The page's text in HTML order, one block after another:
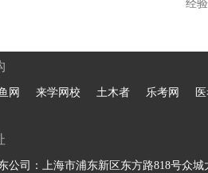
经
网 来学网校 土木者 乐考网
公司：上海市浦东新区东方路818号众城